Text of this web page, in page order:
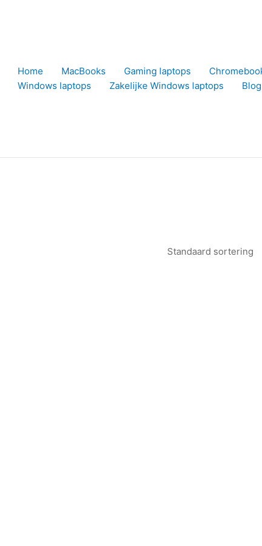
Home
MacBooks Gaming laptops
Windows laptops
Zakelijke Windows laptops Blog